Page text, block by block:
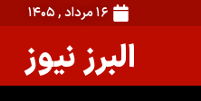
۱۶ مرداد , ۱۴۰۵
البرز نیوز